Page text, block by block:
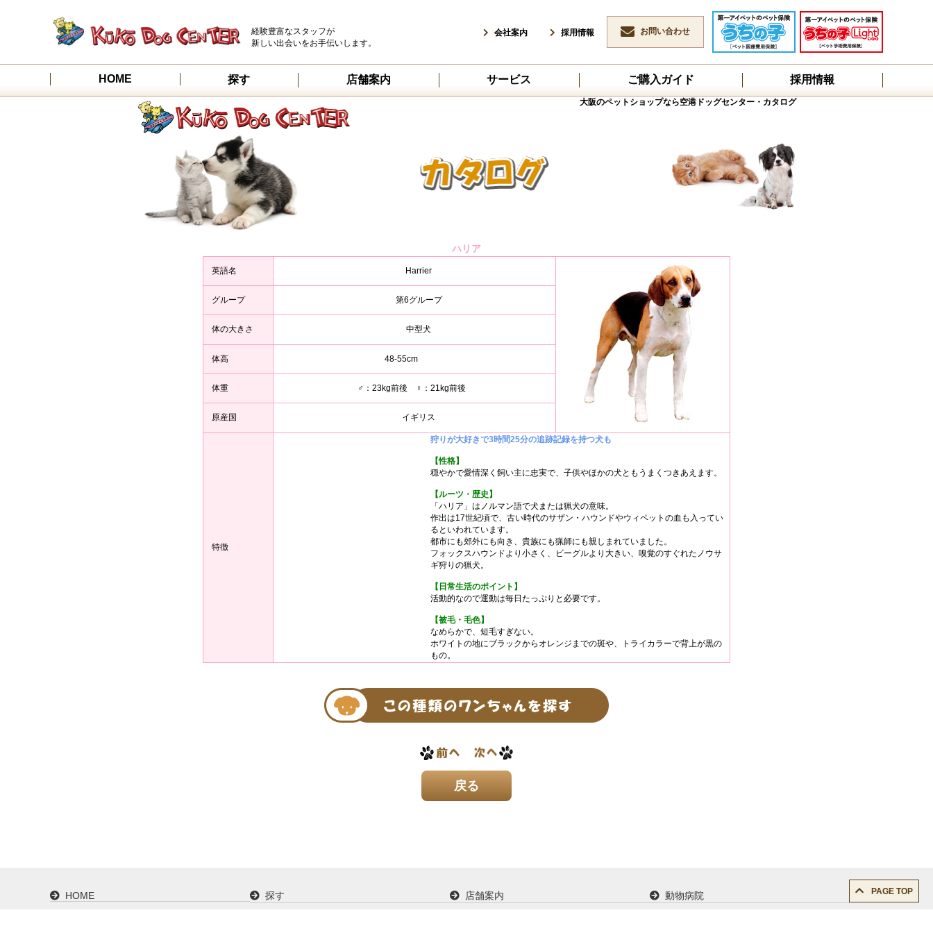
経験豊富なスタッフが
新しい出会いをお手伝いします。
会社案内 採用情報 お問い合わせ
HOME 探す 店舗案内 サービス ご購入ガイド 採用情報
大阪のペットショップなら空港ドッグセンター・カタログ
ハリア
英語名 Harrier
グループ 第6グループ
体の大きさ 中型犬
体高 48-55cm
体重 ♂：23kg前後 ♀：21kg前後
原産国 イギリス
特徴
狩りが大好きで3時間25分の追跡記録を持つ犬も
【性格】
穏やかで愛情深く飼い主に忠実で、子供やほかの犬ともうまくつきあえます。
【ルーツ・歴史】
「ハリア」はノルマン語で犬または猟犬の意味。
作出は17世紀頃で、古い時代のサザン・ハウンドやウィペットの血も入ってい
るといわれています。
都市にも郊外にも向き、貴族にも猟師にも親しまれていました。
フォックスハウンドより小さく、ビーグルより大きい、嗅覚のすぐれたノウサ
ギ狩りの猟犬。
【日常生活のポイント】
活動的なので運動は毎日たっぷりと必要です。
【被毛・毛色】
なめらかで、短毛すぎない。
ホワイトの地にブラックからオレンジまでの斑や、トライカラーで背上が黒の
もの。
PAGE TOP
HOME 探す 店舗案内 動物病院